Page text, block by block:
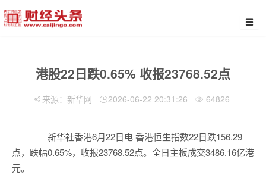
港股22日跌0.65% 收报23768.52点
来源：新华网 2026-06-22 20:31:26 64826
新华社香港6月22日电 香港恒生指数22日跌156.29
点，跌幅0.65%，收报23768.52点。全日主板成交3486.16亿港
元。